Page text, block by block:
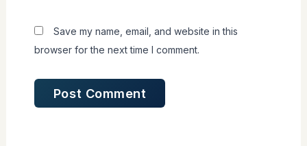
Save my name, email, and website in this
browser for the next time I comment.